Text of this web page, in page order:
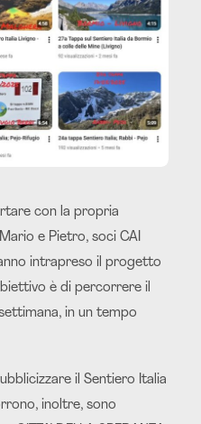
con la propria
e Pietro, soci CAI
intrapreso il progetto
è di percorrere il
in un tempo
il Sentiero Italia
inoltre, sono